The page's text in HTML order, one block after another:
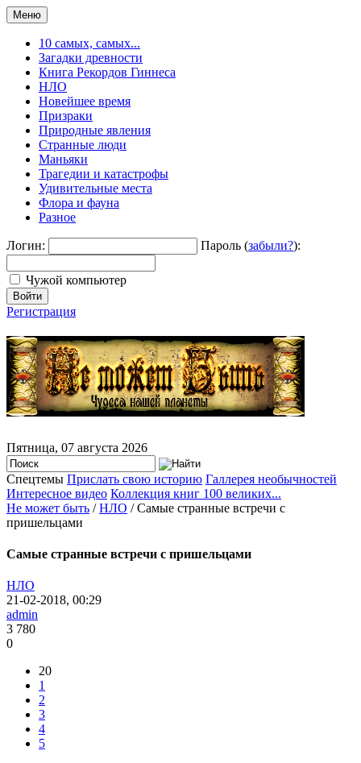
Меню
10 самых, самых...
Загадки древности
Книга Рекордов Гиннеса
НЛО
Новейшее время
Призраки
Природные явления
Странные люди
Маньяки
Трагедии и катастрофы
Удивительные места
Флора и фауна
Разное
Логин: Пароль (забыли?):
Чужой компьютер
Войти
Регистрация
Пятница, 07 августа 2026
Спецтемы Прислать свою историю Галлерея необычностей
Интересное видео Коллекция книг 100 великих...
Не может быть /НЛО / Самые странные встречи с
пришельцами
Самые странные встречи с пришельцами
НЛО
21-02-2018, 00:29
admin
3 780
0
20
1
2
3
4
5